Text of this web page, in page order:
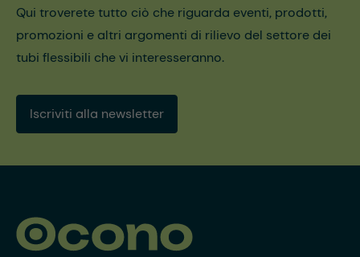
Qui troverete tutto ciò che riguarda eventi, prodotti,
promozioni e altri argomenti di rilievo del settore dei
tubi flessibili che vi interesseranno.
Iscriviti alla newsletter